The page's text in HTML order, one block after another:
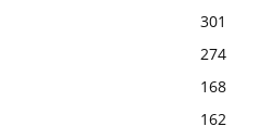
301
274
168
162